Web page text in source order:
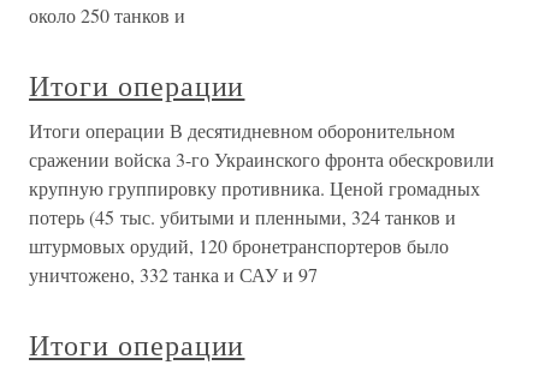
около 250 танков и
Итоги операции
Итоги операции В десятидневном оборонительном
сражении войска 3-го Украинского фронта обескровили
крупную группировку противника. Ценой громадных
потерь (45 тыс. убитыми и пленными, 324 танков и
штурмовых орудий, 120 бронетранспортеров было
уничтожено, 332 танка и САУ и 97
Итоги операции